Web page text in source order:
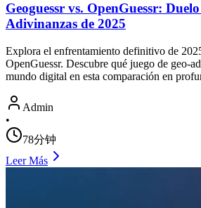
Geoguessr vs. OpenGuessr:
Adivinanzas de 2025
Explora el enfrentamiento definitivo de
OpenGuessr. Descubre qué juego de geo-
mundo digital en esta comparación en
Admin
•
78分钟
Leer Más